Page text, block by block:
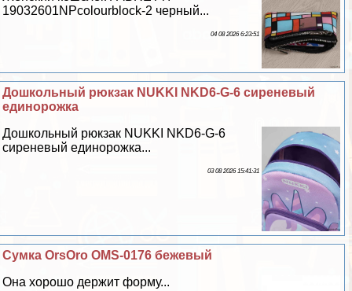
19032601NPcolourblock-2 черный...
04 08 2026 6:23:51
Дошкольный рюкзак NUKKI NKD6-G-6 сиреневый
единорожка
Дошкольный рюкзак NUKKI NKD6-G-6
сиреневый единорожка...
03 08 2026 15:41:31
Сумка OrsOro OMS-0176 бежевый
Она хорошо держит форму...